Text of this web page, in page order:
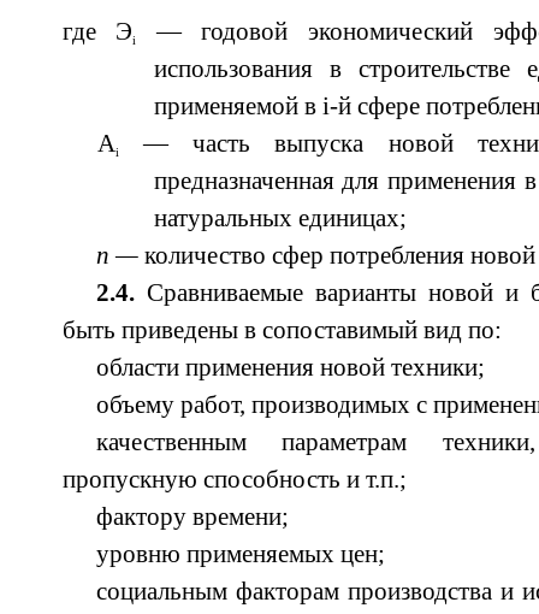
где Эi
— годовой экономический
использования в
применяемой в i-й сфере
Аi
— часть выпуска новой
предназначенная для применения
натуральных единицах;
п — количество сфер потребления
2.4.Сравниваемые варианты новой и
быть приведены в сопоставимый вид по:
области применения новой техники;
объему работ, производимых с
качественным параметрам
пропускную способность и т.п.;
фактору времени;
уровню применяемых цен;
социальным факторам производства и